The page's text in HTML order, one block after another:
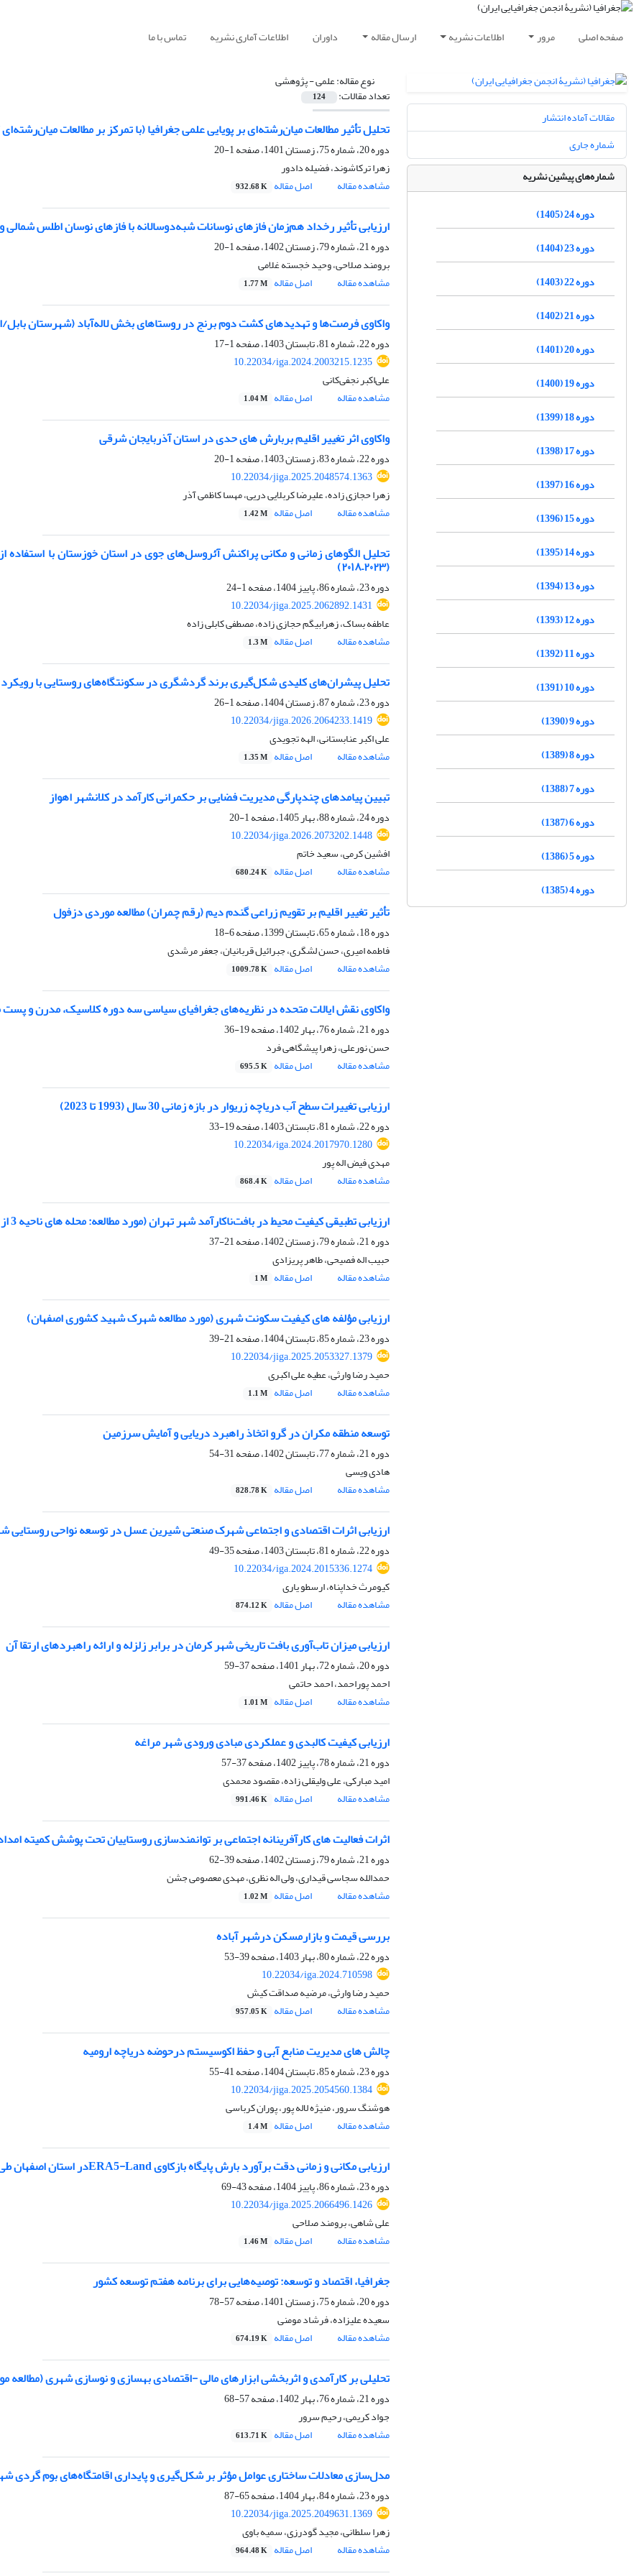
صفحه اصلی مرور اطلاعات نشریه ارسال مقاله داوران اطلاعات آماری نشریه تماس با ما
نوع مقاله:علمی - پژوهشی
تعداد مقالات: 124
تحلیل تأثیر مطالعات میان‌رشته‌ای بر پویایی علمی جغرافیا (با تمرکز بر مطالعات
دوره 20، شماره 75، زمستان 1401، صفحه
1-20
زهرا ترکاشوند، فضیله دادور
مشاهده مقاله
اصل مقاله 932.68 K
ارزیابی تأثیر رخداد هم‌زمان فازهای نوسانات شبه‌دوسالانه با فازهای نوسان اطلس
دوره 21، شماره 79، زمستان 1402، صفحه
1-20
برومند صلاحی، وحید خجسته غلامی
مشاهده مقاله
اصل مقاله 1.77 M
واکاوی فرصت‌ها و تهدید‌های کشت دوم برنج در روستاهای بخش لاله‌آباد (شهرستان بابل/
دوره 22، شماره 81، تابستان 1403، صفحه
1-17
10.22034/iga.2024.2003215.1235
علی‌اکبر نجفی‌کانی
مشاهده مقاله
اصل مقاله 1.04 M
واکاوی اثر تغییر اقلیم بربارش های حدی در استان آذربایجان شرقی
دوره 22، شماره 83، زمستان 1403، صفحه
1-20
10.22034/jiga.2025.2048574.1363
زهرا حجازی زاده، علیرضا کربلایی دریی، مهسا کاظمی آذر
مشاهده مقاله
اصل مقاله 1.42 M
(۲۰۱۸–۲۰۲۳)
دوره 23، شماره 86، پاییز 1404، صفحه
1-24
10.22034/jiga.2025.2062892.1431
عاطفه بساک، زهرابیگم حجازی زاده، مصطفی کابلی زاده
مشاهده مقاله
اصل مقاله 1.3 M
تحلیل پیشران‌های کلیدی شکل‌گیری برند گردشگری در سکونتگاه‌های روستایی با
دوره 23، شماره 87، زمستان 1404، صفحه
1-26
10.22034/jiga.2026.2064233.1419
علی اکبر عنابستانی، الهه تجویدی
مشاهده مقاله
اصل مقاله 1.35 M
تبیین پیامدهای چندپارگی مدیریت فضایی بر حکمرانی کارآمد در کلانشهر اهواز
دوره 24، شماره 88، بهار 1405، صفحه
1-20
10.22034/jiga.2026.2073202.1448
افشین کرمی، سعید خاتم
مشاهده مقاله
اصل مقاله 680.24 K
تأثیر تغییر اقلیم بر تقویم زراعی گندم دیم (رقم چمران) مطالعه موردی دزفول
دوره 18، شماره 65، تابستان 1399، صفحه
6-18
فاطمه امیری، حسن لشگری، جبرائیل قربانیان، جعفر مرشدی
مشاهده مقاله
اصل مقاله 1009.78 K
واکاوی نقش ایالات متحده در نظریه‌های جغرافیای سیاسی سه دوره کلاسیک، مدرن و
دوره 21، شماره 76، بهار 1402، صفحه
19-36
حسن نورعلی، زهرا پیشگاهی فرد
مشاهده مقاله
اصل مقاله 695.5 K
ارزیابی تغییرات سطح آب دریاچه زریوار در بازه زمانی 30 سال (1993 تا 2023)
دوره 22، شماره 81، تابستان 1403، صفحه
19-33
10.22034/iga.2024.2017970.1280
مهدی فیض اله پور
مشاهده مقاله
اصل مقاله 868.4 K
ارزیابی تطبیقی کیفیت محیط در بافت‌ناکارآمد شهر تهران (مورد مطالعه: محله های ناحیه 3 از منطقه 17 شهرداری تهران)
دوره 21، شماره 79، زمستان 1402، صفحه
21-37
حبیب اله فصیحی، طاهر پریزادی
مشاهده مقاله
اصل مقاله 1 M
ارزیابی مؤلفه های کیفیت سکونت شهری (مورد مطالعه شهرک شهید کشوری اصفهان)
دوره 23، شماره 85، تابستان 1404، صفحه
21-39
10.22034/jiga.2025.2053327.1379
حمید رضا وارثی، عطیه علی اکبری
مشاهده مقاله
اصل مقاله 1.1 M
توسعه منطقه مکران در گرو اتخاذ راهبرد دریایی و آمایش سرزمین
دوره 21، شماره 77، تابستان 1402، صفحه
31-54
هادی ویسی
مشاهده مقاله
اصل مقاله 828.78 K
ارزیابی اثرات اقتصادی و اجتماعی شهرک‌ صنعتی شیرین عسل در توسعه نواحی
دوره 22، شماره 81، تابستان 1403، صفحه
35-49
10.22034/iga.2024.2015336.1274
کیومرث خداپناه، ارسطو یاری
مشاهده مقاله
اصل مقاله 874.12 K
ارزیابی میزان تاب‌آوری بافت تاریخی شهر کرمان در برابر زلزله و ارائه راهبردهای ارتقا آن
دوره 20، شماره 72، بهار 1401، صفحه
37-59
احمد پوراحمد، احمد حاتمی
مشاهده مقاله
اصل مقاله 1.01 M
ارزیابی کیفیت کالبدی و عملکردی مبادی ورودی شهر مراغه
دوره 21، شماره 78، پاییز 1402، صفحه
37-57
امید مبارکی، علی ولیقلی زاده، مقصود محمدی
مشاهده مقاله
اصل مقاله 991.46 K
اثرات فعالیت های کارآفرینانه اجتماعی بر توانمندسازی روستاییان تحت پوشش کمیته
دوره 21، شماره 79، زمستان 1402، صفحه
39-62
حمدالله سجاسی قیداری، ولی اله نظری، مهدی معصومی جشن
مشاهده مقاله
اصل مقاله 1.02 M
بررسی قیمت و بازارمسکن درشهر آباده
دوره 22، شماره 80، بهار 1403، صفحه
39-53
10.22034/iga.2024.710598
حمید رضا وارثی، مرضیه صداقت کیش
مشاهده مقاله
اصل مقاله 957.05 K
چالش های مدیریت منابع آبی و حفظ اکوسیستم درحوضه دریاچه ارومیه
دوره 23، شماره 85، تابستان 1404، صفحه
41-55
10.22034/jiga.2025.2054560.1384
هوشنگ سرور، منیژه لاله پور، پوران کرباسی
مشاهده مقاله
اصل مقاله 1.4 M
ارزیابی مکانی و زمانی دقت برآورد بارش پایگاه بازکاوی ERA5-Landدر استان اصفهان طی دو دهه اخیر
دوره 23، شماره 86، پاییز 1404، صفحه
43-69
10.22034/jiga.2025.2066496.1426
علی شاهی، برومند صلاحی
مشاهده مقاله
اصل مقاله 1.46 M
جغرافیا، اقتصاد و توسعه: توصیه‌هایی برای برنامه هفتم توسعه کشور
دوره 20، شماره 75، زمستان 1401، صفحه
57-78
سعیده علیزاده، فرشاد مومنی
مشاهده مقاله
اصل مقاله 674.19 K
تحلیلی بر کارآمدی و اثربخشی ابزارهای مالی -اقتصادی بهسازی و نوسازی شهری (مطالعه موردی: منطقه 20
دوره 21، شماره 76، بهار 1402، صفحه
57-68
جواد کریمی، رحیم سرور
مشاهده مقاله
اصل مقاله 613.71 K
مدل‌سازی معادلات ساختاری عوامل مؤثر بر شکل‌گیری و پایداری اقامتگاه‌های بوم گردی
دوره 23، شماره 84، بهار 1404، صفحه
65-87
10.22034/jiga.2025.2049631.1369
زهرا سلطانی، مجید گودرزی، سمیه باوی
مشاهده مقاله
اصل مقاله 964.48 K
مقالات آماده انتشار
شماره جاری
شماره‌های پیشین نشریه
دوره 24 (1405)
دوره 23 (1404)
دوره 22 (1403)
دوره 21 (1402)
دوره 20 (1401)
دوره 19 (1400)
دوره 18 (1399)
دوره 17 (1398)
دوره 16 (1397)
دوره 15 (1396)
دوره 14 (1395)
دوره 13 (1394)
دوره 12 (1393)
دوره 11 (1392)
دوره 10 (1391)
دوره 9 (1390)
دوره 8 (1389)
دوره 7 (1388)
دوره 6 (1387)
دوره 5 (1386)
دوره 4 (1385)